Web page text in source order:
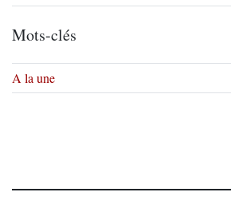
Mots-clés
A la une